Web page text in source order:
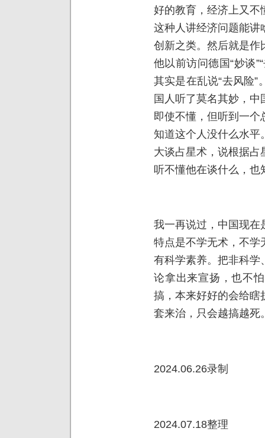
好的教育，经济上又不
这种人讲经济问题能讲
创新之类。然后就是作
他以前访问德国“妙谈
其实是在乱说“去风险
国人听了莫名其妙，
即使不懂，但听到一
知道这个人没什么水
大谈占星术，说根据
听不懂他在谈什么，也
我一再说过，中国现在
特点是不学无术，不学
有科学素养。把非科学
论拿出来宣扬，也不
搞，本来好好的会给瞎
套来治，只会越搞越死
2024.06.26录制
2024.07.18整理